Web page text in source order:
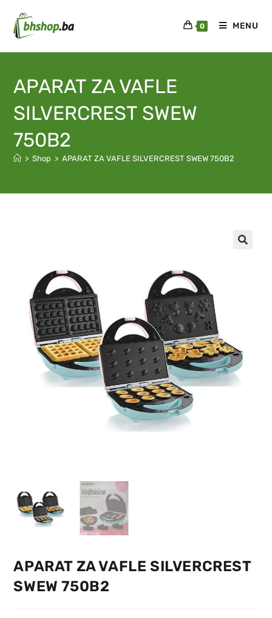
0 MENU
APARAT ZA VAFLE
SILVERCREST SWEW
750B2
> Shop > APARAT ZA VAFLE SILVERCREST SWEW 750B2
APARAT ZA VAFLE SILVERCREST
SWEW 750B2